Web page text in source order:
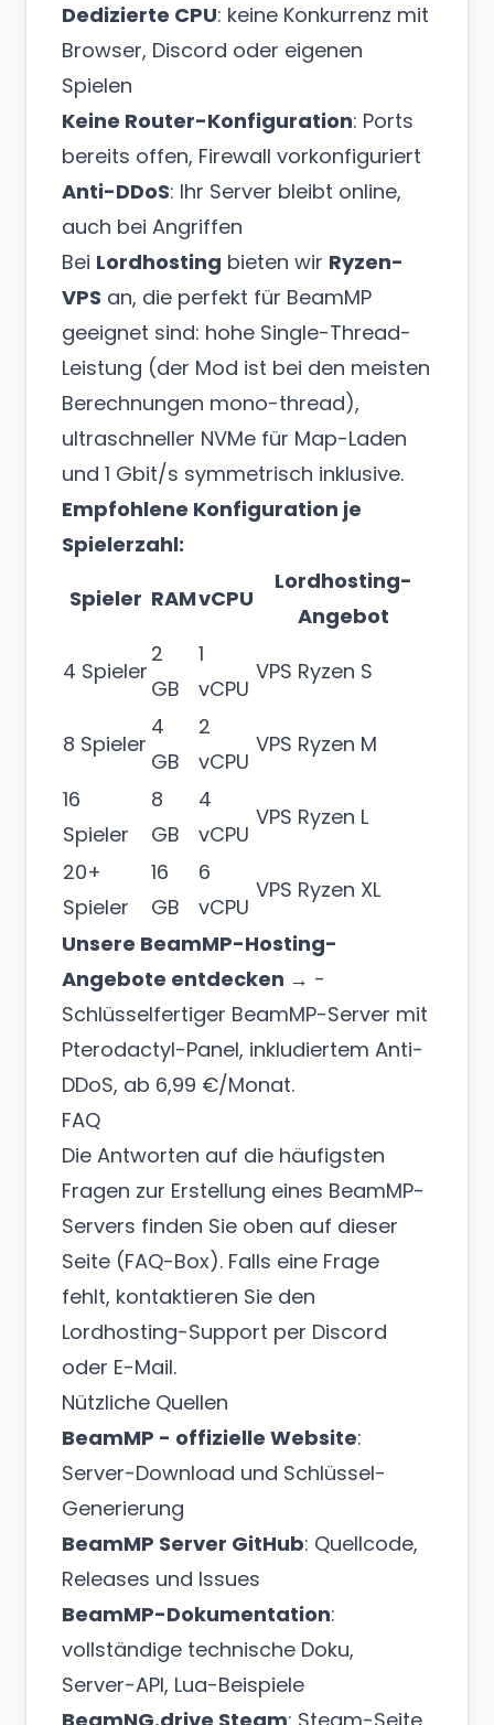
Dedizierte CPU: keine Konkurrenz mit
Browser, Discord oder eigenen
Spielen
Keine Router-Konfiguration: Ports
bereits offen, Firewall vorkonfiguriert
Anti-DDoS: Ihr Server bleibt online,
auch bei Angriffen
Bei Lordhosting bieten wir Ryzen-
VPS an, die perfekt für BeamMP
geeignet sind: hohe Single-Thread-
Leistung (der Mod ist bei den meisten
Berechnungen mono-thread),
ultraschneller NVMe für Map-Laden
und 1 Gbit/s symmetrisch inklusive.
Empfohlene Konfiguration je
Spielerzahl:
Spieler RAMvCPU
Lordhosting-
Angebot
4 Spieler
2
GB
1
vCPU
VPS Ryzen S
8 Spieler
4
GB
2
vCPU
VPS Ryzen M
16
Spieler
8
GB
4
vCPU
VPS Ryzen L
20+
Spieler
16
GB
6
vCPU
VPS Ryzen XL
Unsere BeamMP-Hosting-
Angebote entdecken → -
Schlüsselfertiger BeamMP-Server mit
Pterodactyl-Panel, inkludiertem Anti-
DDoS, ab 6,99 €/Monat.
FAQ
Die Antworten auf die häufigsten
Fragen zur Erstellung eines BeamMP-
Servers finden Sie oben auf dieser
Seite (FAQ-Box). Falls eine Frage
fehlt, kontaktieren Sie den
Lordhosting-Support per Discord
oder E-Mail.
Nützliche Quellen
BeamMP - offizielle Website:
Server-Download und Schlüssel-
Generierung
BeamMP Server GitHub: Quellcode,
Releases und Issues
BeamMP-Dokumentation:
vollständige technische Doku,
Server-API, Lua-Beispiele